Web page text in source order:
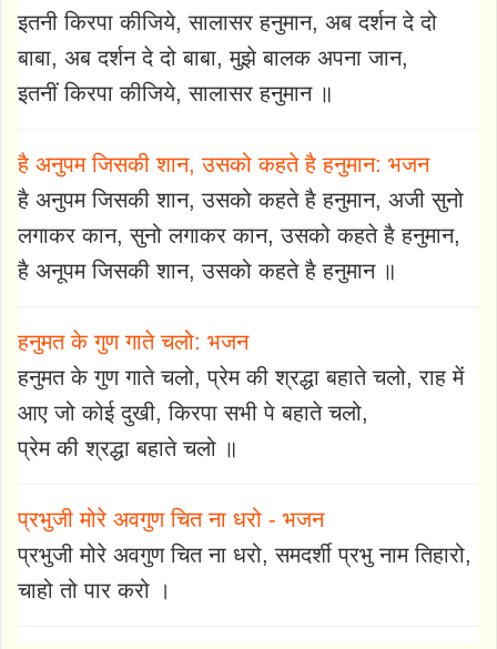
इतनी किरपा कीजिये, सालासर हनुमान, अब दर्शन दे दो
बाबा, अब दर्शन दे दो बाबा, मुझे बालक अपना जान,
इतनीं किरपा कीजिये, सालासर हनुमान ॥
है अनुपम जिसकी शान, उसको कहते है हनुमान: भजन
है अनुपम जिसकी शान, उसको कहते है हनुमान, अजी सुनो
लगाकर कान, सुनो लगाकर कान, उसको कहते है हनुमान,
है अनूपम जिसकी शान, उसको कहते है हनुमान ॥
हनुमत के गुण गाते चलो: भजन
हनुमत के गुण गाते चलो, प्रेम की श्रद्धा बहाते चलो, राह में
आए जो कोई दुखी, किरपा सभी पे बहाते चलो,
प्रेम की श्रद्धा बहाते चलो ॥
प्रभुजी मोरे अवगुण चित ना धरो - भजन
प्रभुजी मोरे अवगुण चित ना धरो, समदर्शी प्रभु नाम तिहारो,
चाहो तो पार करो ।